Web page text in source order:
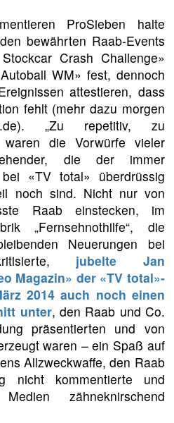
ProSieben halte
bewährten Raab-Events
Crash Challenge»
WM» fest, dennoch
attestieren, dass
fehlt (mehr dazu morgen
„Zu repetitiv, zu
waren die Vorwürfe vieler
die der immer
«TV total» überdrüssig
noch sind. Nicht nur von
Raab einstecken, im
„Fernsehnothilfe“, die
Neuerungen bei
jubelte Jan
Magazin» der «TV total»-
2014 auch noch einen
unter, den Raab und Co.
präsentierten und von
waren – ein Spaß auf
Allzweckwaffe, den Raab
nicht kommentierte und
zähneknirschend